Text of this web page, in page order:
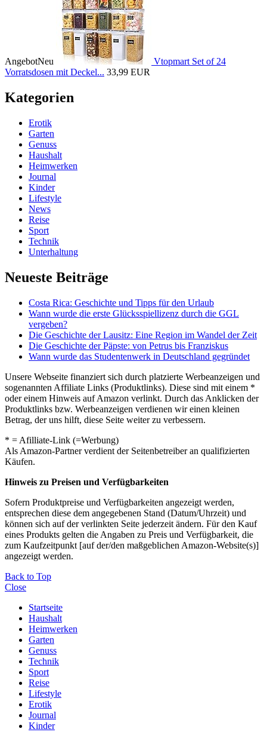
AngebotNeu
Vtopmart Set of 24
Vorratsdosen mit Deckel... 33,99 EUR
Kategorien
Erotik
Garten
Genuss
Haushalt
Heimwerken
Journal
Kinder
Lifestyle
News
Reise
Sport
Technik
Unterhaltung
Neueste Beiträge
Costa Rica: Geschichte und Tipps für den Urlaub
Wann wurde die erste Glücksspiellizenz durch die GGL
vergeben?
Die Geschichte der Lausitz: Eine Region im Wandel der Zeit
Die Geschichte der Päpste: von Petrus bis Franziskus
Wann wurde das Studentenwerk in Deutschland gegründet
Unsere Webseite finanziert sich durch platzierte Werbeanzeigen und
sogenannten Affiliate Links (Produktlinks). Diese sind mit einem *
oder einem Hinweis auf Amazon verlinkt. Durch das Anklicken der
Produktlinks bzw. Werbeanzeigen verdienen wir einen kleinen
Betrag, der uns hilft, diese Seite weiter zu verbessern.
* = Afilliate-Link (=Werbung)
Als Amazon-Partner verdient der Seitenbetreiber an qualifizierten
Käufen.
Hinweis zu Preisen und Verfügbarkeiten
Sofern Produktpreise und Verfügbarkeiten angezeigt werden,
entsprechen diese dem angegebenen Stand (Datum/Uhrzeit) und
können sich auf der verlinkten Seite jederzeit ändern. Für den Kauf
eines Produkts gelten die Angaben zu Preis und Verfügbarkeit, die
zum Kaufzeitpunkt [auf der/den maßgeblichen Amazon-Website(s)]
angezeigt werden.
Back to Top
Close
Startseite
Haushalt
Heimwerken
Garten
Genuss
Technik
Sport
Reise
Lifestyle
Erotik
Journal
Kinder